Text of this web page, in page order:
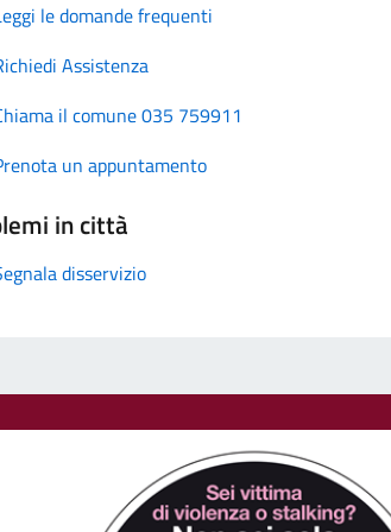
le domande frequenti
Assistenza
il comune 035 759911
un appuntamento
in città
disservizio